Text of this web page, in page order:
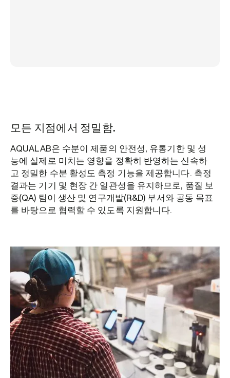
모든 지점에서 정밀함.
AQUALAB은 수분이 제품의 안전성, 유통기한 및 성
능에 실제로 미치는 영향을 정확히 반영하는 신속하
고 정밀한 수분 활성도 측정 기능을 제공합니다. 측정
결과는 기기 및 현장 간 일관성을 유지하므로, 품질 보
증(QA) 팀이 생산 및 연구개발(R&D) 부서와 공동 목표
를 바탕으로 협력할 수 있도록 지원합니다.